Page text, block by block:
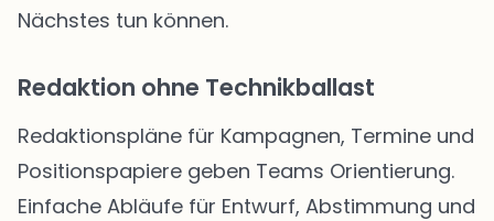
Nächstes tun können.
Redaktion ohne Technikballast
Redaktionspläne für Kampagnen, Termine und
Positionspapiere geben Teams Orientierung.
Einfache Abläufe für Entwurf, Abstimmung und